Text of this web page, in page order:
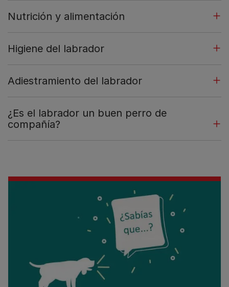
Nutrición y alimentación
Higiene del labrador
Adiestramiento del labrador
¿Es el labrador un buen perro de
compañía?